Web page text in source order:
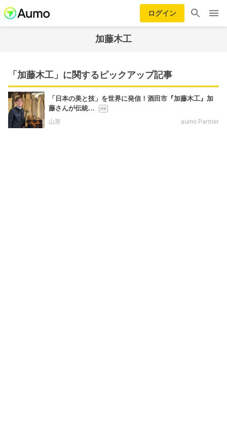
ログイン
加藤木工
「加藤木工」に関するピックアップ記事
「日本の美と技」を世界に発信！酒田市『加藤木工』加
藤さんが伝統…
山形
aumo Partner